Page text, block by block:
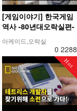
[게임이야기] 한국게임
역사 -80년대오락실편-
아케이드,오락실
0 2288
Hot